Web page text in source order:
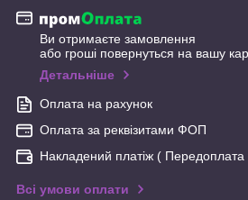
Ви отримаєте замовлення
або гроші повернуться на вашу
Детальніше
Оплата на рахунок
Оплата за реквізитами ФОП
Накладений платіж ( Передоплата
Всі умови оплати